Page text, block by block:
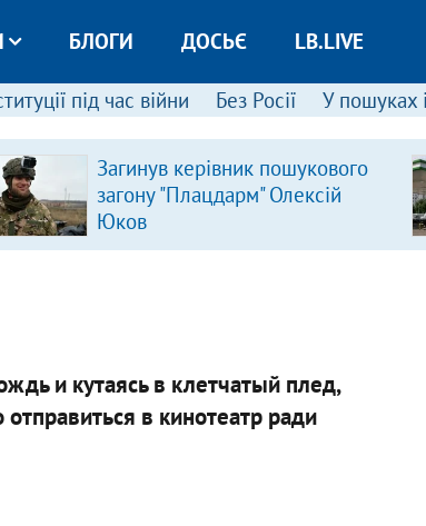
БЛОГИ ДОСЬЄ LB.LIVE
під час війни Без Росії У пошуках
Загинув керівник пошукового
загону "Плацдарм" Олексій
Юков
и кутаясь в клетчатый плед,
в кинотеатр ради